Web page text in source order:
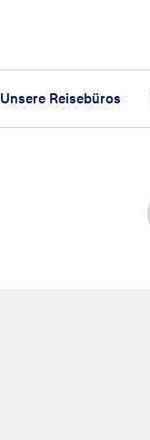
Unsere Reisebüros